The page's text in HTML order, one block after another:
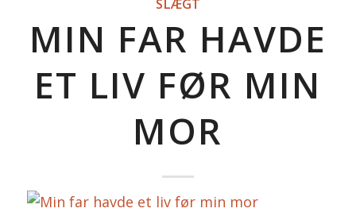
SLÆGT
MIN FAR HAVDE
ET LIV FØR MIN
MOR